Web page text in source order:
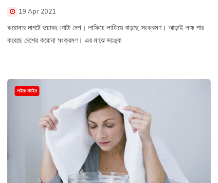
19 Apr 2021
করোনার দাপটে ভয়াবহ গোটা দেশ। লাফিয়ে লাফিয়ে বাড়ছে সংক্রমণ। আড়াই লক্ষ পার
করেছে দেশের করোনা সংক্রমণ। এর মাঝে ভয়ঙ্ক
লাইফ স্টাইল